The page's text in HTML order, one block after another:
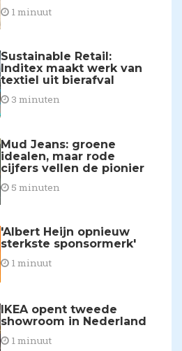
1 minuut
Sustainable Retail:
Inditex maakt werk van
textiel uit bierafval
3 minuten
Mud Jeans: groene
idealen, maar rode
cijfers vellen de pionier
5 minuten
'Albert Heijn opnieuw
sterkste sponsormerk'
1 minuut
IKEA opent tweede
showroom in Nederland
1 minuut